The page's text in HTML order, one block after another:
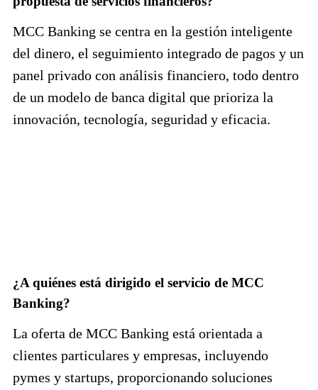
MCC Banking se centra en la gestión inteligente
del dinero, el seguimiento integrado de pagos y un
panel privado con análisis financiero, todo dentro
de un modelo de banca digital que prioriza la
innovación, tecnología, seguridad y eficacia.
¿A quiénes está dirigido el servicio de MCC
Banking?
La oferta de MCC Banking está orientada a
clientes particulares y empresas, incluyendo
pymes y startups, proporcionando soluciones